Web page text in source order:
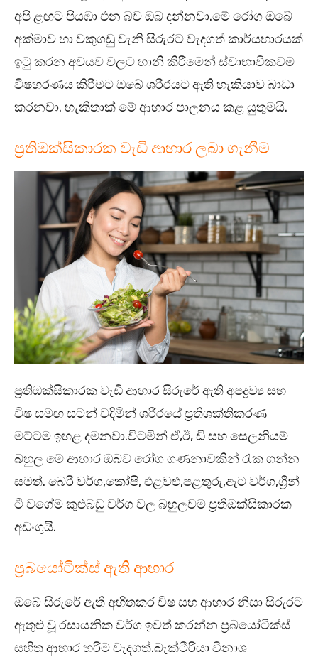
අපි ළඟට පියඹා එන බව ඔබ දන්නවා.මේ රෝග ඔබේ
අක්මාව හා වකුගඩු වැනි සිරුරට වැදගත් කාර්යභාරයක්
ඉටු කරන අවයව වලට හානි කිරීමෙන් ස්වාභාවිකවම
විෂහරණය කිරීමට ඔබේ ශරීරයට ඇති හැකියාව බාධා
කරනවා. හැකිතාක් මේ ආහාර පාලනය කළ යුතුමයි.
ප්‍රතිඔක්සිකාරක වැඩි ආහාර ලබා ගැනීම
ප්‍රතිඔක්සිකාරක වැඩි ආහාර සිරුරේ ඇති අපද්‍රව්‍ය සහ
විෂ සමඟ සටන් වදිමින් ශරීරයේ ප්‍රතිශක්තිකරණ
මට්ටම ඉහළ දමනවා.විටමින් ඒ,ඊ, ඩී සහ සෙලනියම්
බහුල මේ ආහාර ඔබව රෝග ගණනාවකින් රැක ගන්න
සමත්. බෙරි වර්ග,කෝපි, එළවළු,පළතුරු,ඇට වර්ග,ග්‍රීන්
ටී වගේම කුළුබඩු වර්ග වල බහුලවම ප්‍රතිඔක්සිකාරක
අඩංගුයි.
ප්‍රබයෝටික්ස් ඇති ආහාර
ඔබේ සිරුරේ ඇති අහිතකර විෂ සහ ආහාර නිසා සිරුරට
ඇතුළු වූ රසායනික වර්ග ඉවත් කරන්න ප්‍රබයෝටික්ස්
සහිත ආහාර හරිම වැදගත්.බැක්ටීරියා විනාශ